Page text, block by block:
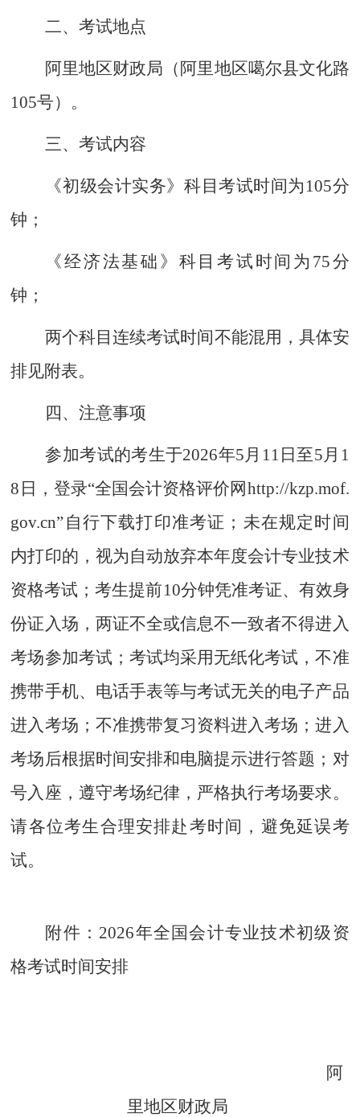
二、考试地点
阿里地区财政局（阿里地区噶尔县文化路
105号）。
三、考试内容
《初级会计实务》科目考试时间为 105分
钟；
《经济法基础》科目考试时间为 75分
钟；
两个科目连续考试时间不能混用，具体安
排见附表。
四、注意事项
参加考试的考生于2026年5 月 1 1 日至5 月 1
8 日，登录“全国会计资格评价网http://kzp.mof.
gov.cn” 自行下载打印准考证；未在规定时间
内打印的，视为自动放弃本年度会计专业技术
资格考试；考生提前10分钟凭准考证、有效身
份证入场，两证不全或信息不一致者不得进入
考场参加考试；考试均采用无纸化考试，不准
携带手机、电话手表等与考试无关的电子产品
进入考场；不准携带复习资料进入考场；进入
考场后根据时间安排和电脑提示进行答题；对
号入座，遵守考场纪律，严格执行考场要求。
请各位考生合理安排赴考时间，避免延误考
试。
附件 ： 2026年全国会计专业技术初级资
格考试时间安排
阿
里地区财政局